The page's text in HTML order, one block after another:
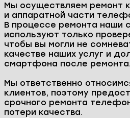
Мы осуществляем ремонт
и аппаратной части
В процессе ремонта наши
используют только
чтобы вы могли не
качестве наших услуг и
смартфона после ремонта.
Мы ответственно
клиентов, поэтому
срочного ремонта
потери качества.